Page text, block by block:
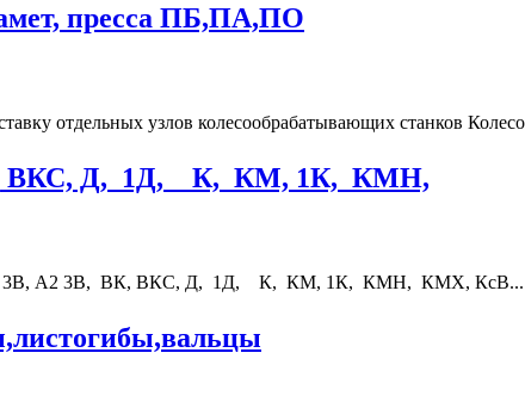
пресса ПБ,ПА,ПО
отдельных узлов колесообрабатывающих станков
ВКС, Д, 1Д, К, КМ, 1К, КМН,
А1 3В, А2 3В, ВК, ВКС, Д, 1Д, К, КМ, 1К, КМН, КМХ, КсВ...